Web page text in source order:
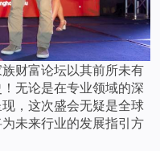
财富论坛以其前所未有
无论是在专业领域的深
，这次盛会无疑是全球
未来行业的发展指引方